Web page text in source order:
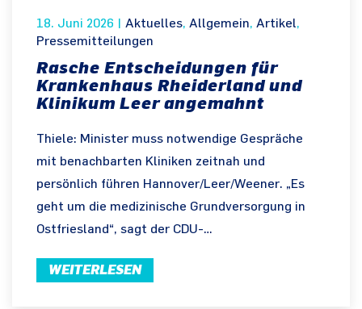
18. Juni 2026 Aktuelles, Allgemein, Artikel,
Pressemitteilungen
Rasche Entscheidungen für
Krankenhaus Rheiderland und
Klinikum Leer angemahnt
Thiele: Minister muss notwendige Gespräche
mit benachbarten Kliniken zeitnah und
persönlich führen Hannover/Leer/Weener. „Es
geht um die medizinische Grundversorgung in
Ostfriesland“, sagt der CDU-…
WEITERLESEN